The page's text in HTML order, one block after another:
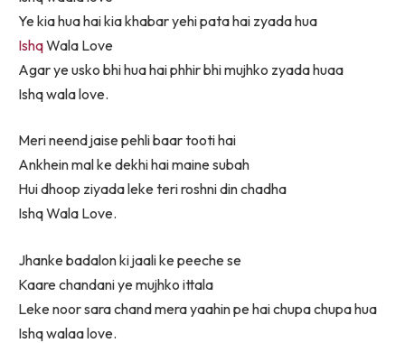
Ye kia hua hai kia khabar yehi pata hai zyada hua
IshqWala Love
Agar ye usko bhi hua hai phhir bhi mujhko zyada huaa
Ishq wala love.
Meri neend jaise pehli baar tooti hai
Ankhein mal ke dekhi hai maine subah
Hui dhoop ziyada leke teri roshni din chadha
Ishq Wala Love.
Jhanke badalon ki jaali ke peeche se
Kaare chandani ye mujhko ittala
Leke noor sara chand mera yaahin pe hai chupa chupa hua
Ishq walaa love.